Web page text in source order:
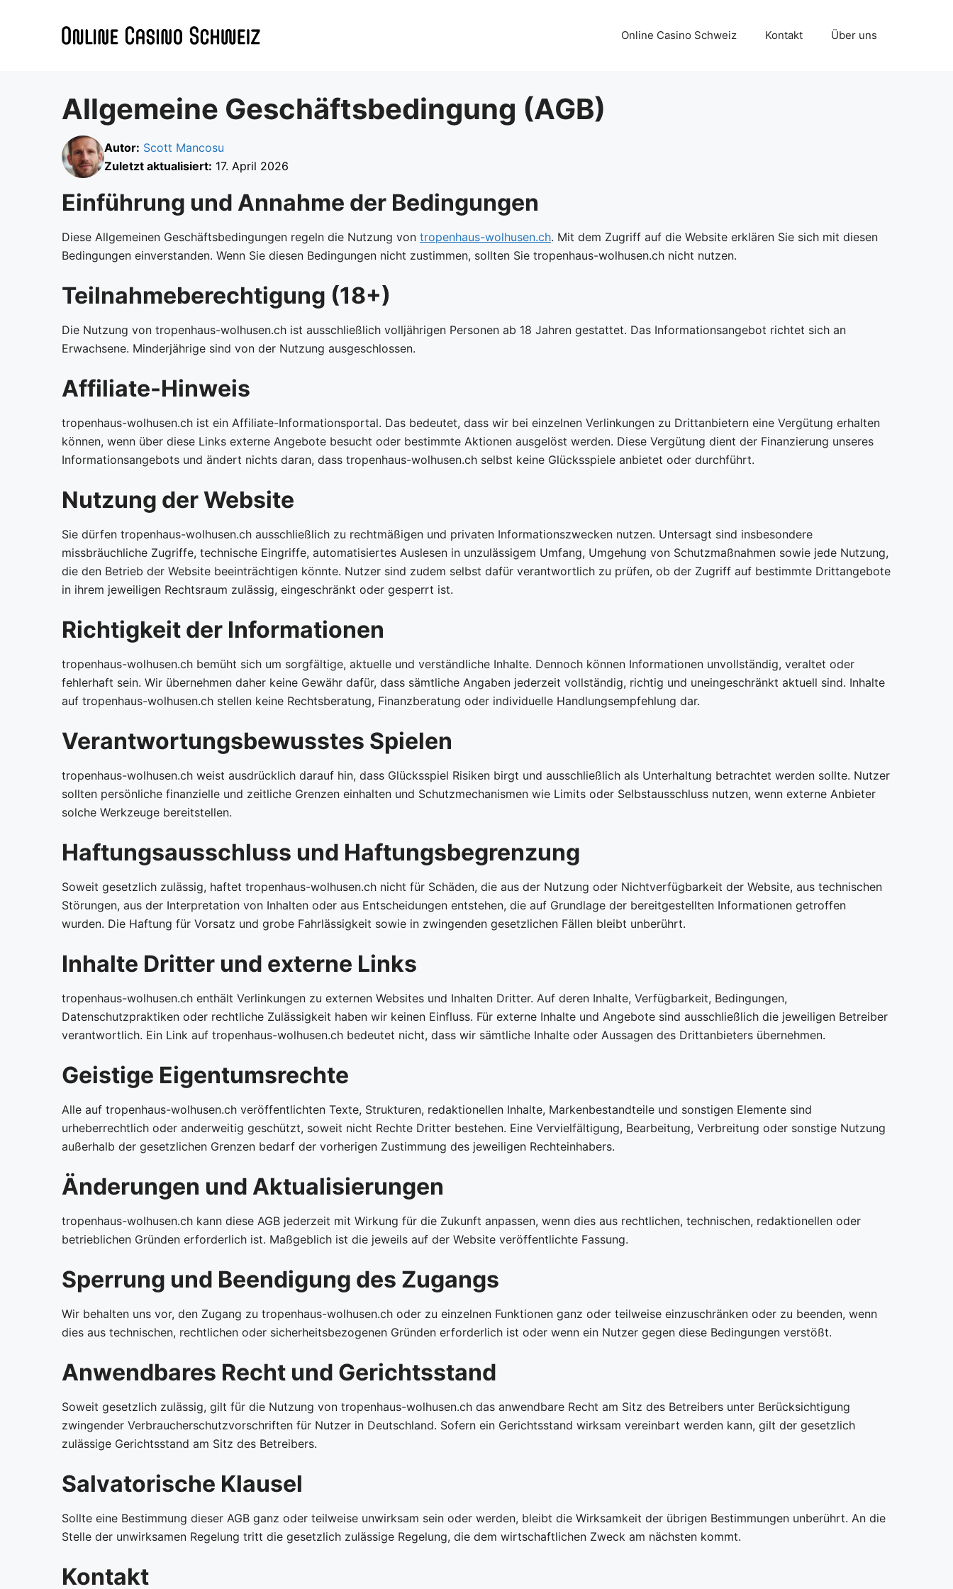
Online Casino Schweiz Kontakt Über uns
Allgemeine Geschäftsbedingung (AGB)
Autor: Scott Mancosu
Zuletzt aktualisiert: 17. April 2026
Einführung und Annahme der Bedingungen
Diese Allgemeinen Geschäftsbedingungen regeln die Nutzung von tropenhaus-wolhusen.ch. Mit dem Zugriff auf die Website erklären Sie sich mit diesen
Bedingungen einverstanden. Wenn Sie diesen Bedingungen nicht zustimmen, sollten Sie tropenhaus-wolhusen.ch nicht nutzen.
Teilnahmeberechtigung (18+)
Die Nutzung von tropenhaus-wolhusen.ch ist ausschließlich volljährigen Personen ab 18 Jahren gestattet. Das Informationsangebot richtet sich an
Erwachsene. Minderjährige sind von der Nutzung ausgeschlossen.
Affiliate-Hinweis
tropenhaus-wolhusen.ch ist ein Affiliate-Informationsportal. Das bedeutet, dass wir bei einzelnen Verlinkungen zu Drittanbietern eine Vergütung erhalten
können, wenn über diese Links externe Angebote besucht oder bestimmte Aktionen ausgelöst werden. Diese Vergütung dient der Finanzierung unseres
Informationsangebots und ändert nichts daran, dass tropenhaus-wolhusen.ch selbst keine Glücksspiele anbietet oder durchführt.
Nutzung der Website
Sie dürfen tropenhaus-wolhusen.ch ausschließlich zu rechtmäßigen und privaten Informationszwecken nutzen. Untersagt sind insbesondere
missbräuchliche Zugriffe, technische Eingriffe, automatisiertes Auslesen in unzulässigem Umfang, Umgehung von Schutzmaßnahmen sowie jede Nutzung,
die den Betrieb der Website beeinträchtigen könnte. Nutzer sind zudem selbst dafür verantwortlich zu prüfen, ob der Zugriff auf bestimmte Drittangebote
in ihrem jeweiligen Rechtsraum zulässig, eingeschränkt oder gesperrt ist.
Richtigkeit der Informationen
tropenhaus-wolhusen.ch bemüht sich um sorgfältige, aktuelle und verständliche Inhalte. Dennoch können Informationen unvollständig, veraltet oder
fehlerhaft sein. Wir übernehmen daher keine Gewähr dafür, dass sämtliche Angaben jederzeit vollständig, richtig und uneingeschränkt aktuell sind. Inhalte
auf tropenhaus-wolhusen.ch stellen keine Rechtsberatung, Finanzberatung oder individuelle Handlungsempfehlung dar.
Verantwortungsbewusstes Spielen
tropenhaus-wolhusen.ch weist ausdrücklich darauf hin, dass Glücksspiel Risiken birgt und ausschließlich als Unterhaltung betrachtet werden sollte. Nutzer
sollten persönliche finanzielle und zeitliche Grenzen einhalten und Schutzmechanismen wie Limits oder Selbstausschluss nutzen, wenn externe Anbieter
solche Werkzeuge bereitstellen.
Haftungsausschluss und Haftungsbegrenzung
Soweit gesetzlich zulässig, haftet tropenhaus-wolhusen.ch nicht für Schäden, die aus der Nutzung oder Nichtverfügbarkeit der Website, aus technischen
Störungen, aus der Interpretation von Inhalten oder aus Entscheidungen entstehen, die auf Grundlage der bereitgestellten Informationen getroffen
wurden. Die Haftung für Vorsatz und grobe Fahrlässigkeit sowie in zwingenden gesetzlichen Fällen bleibt unberührt.
Inhalte Dritter und externe Links
tropenhaus-wolhusen.ch enthält Verlinkungen zu externen Websites und Inhalten Dritter. Auf deren Inhalte, Verfügbarkeit, Bedingungen,
Datenschutzpraktiken oder rechtliche Zulässigkeit haben wir keinen Einfluss. Für externe Inhalte und Angebote sind ausschließlich die jeweiligen Betreiber
verantwortlich. Ein Link auf tropenhaus-wolhusen.ch bedeutet nicht, dass wir sämtliche Inhalte oder Aussagen des Drittanbieters übernehmen.
Geistige Eigentumsrechte
Alle auf tropenhaus-wolhusen.ch veröffentlichten Texte, Strukturen, redaktionellen Inhalte, Markenbestandteile und sonstigen Elemente sind
urheberrechtlich oder anderweitig geschützt, soweit nicht Rechte Dritter bestehen. Eine Vervielfältigung, Bearbeitung, Verbreitung oder sonstige Nutzung
außerhalb der gesetzlichen Grenzen bedarf der vorherigen Zustimmung des jeweiligen Rechteinhabers.
Änderungen und Aktualisierungen
tropenhaus-wolhusen.ch kann diese AGB jederzeit mit Wirkung für die Zukunft anpassen, wenn dies aus rechtlichen, technischen, redaktionellen oder
betrieblichen Gründen erforderlich ist. Maßgeblich ist die jeweils auf der Website veröffentlichte Fassung.
Sperrung und Beendigung des Zugangs
Wir behalten uns vor, den Zugang zu tropenhaus-wolhusen.ch oder zu einzelnen Funktionen ganz oder teilweise einzuschränken oder zu beenden, wenn
dies aus technischen, rechtlichen oder sicherheitsbezogenen Gründen erforderlich ist oder wenn ein Nutzer gegen diese Bedingungen verstößt.
Anwendbares Recht und Gerichtsstand
Soweit gesetzlich zulässig, gilt für die Nutzung von tropenhaus-wolhusen.ch das anwendbare Recht am Sitz des Betreibers unter Berücksichtigung
zwingender Verbraucherschutzvorschriften für Nutzer in Deutschland. Sofern ein Gerichtsstand wirksam vereinbart werden kann, gilt der gesetzlich
zulässige Gerichtsstand am Sitz des Betreibers.
Salvatorische Klausel
Sollte eine Bestimmung dieser AGB ganz oder teilweise unwirksam sein oder werden, bleibt die Wirksamkeit der übrigen Bestimmungen unberührt. An die
Stelle der unwirksamen Regelung tritt die gesetzlich zulässige Regelung, die dem wirtschaftlichen Zweck am nächsten kommt.
Kontakt